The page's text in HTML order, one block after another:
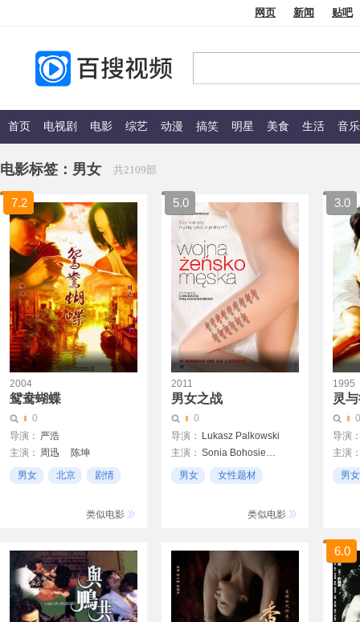
网页 新闻 贴吧
首页 电视剧 电影 综艺 动漫 搞笑 明星 美食 生活 音乐
电影标签： 男女 共2109部
7.2
2004
鸳鸯蝴蝶
0
导演： 严浩
主演： 周迅
陈坤
男女
北京 剧情
类似电影
5.0
2011
男女之战
0
导演：
Lukasz Palkowski
卢卡斯·帕克沃斯基
主演：
Sonia Bohosiewicz
Maja Bohosiewicz
索尼娅·波霍谢维兹
托马兹·卡罗拉克
沃伊塞克·梅
男女
女性题材
类似电影
3.0
1995
灵
0
导演
主演
舒淇男女
6.0